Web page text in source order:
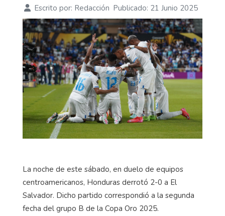
Escrito por: Redacción Publicado: 21 Junio 2025
La noche de este sábado, en duelo de equipos
centroamericanos, Honduras derrotó 2-0 a El
Salvador. Dicho partido correspondió a la segunda
fecha del grupo B de la Copa Oro 2025.